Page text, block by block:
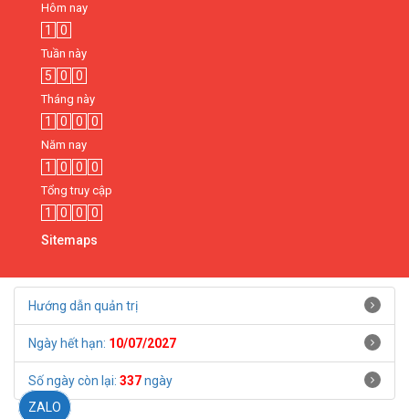
Hôm nay
1 0
Tuần này
5 0 0
Tháng này
1 0 0 0
Năm nay
1 0 0 0
Tổng truy cập
1 0 0
0
Sitemaps
Hướng dẫn quản trị
Ngày hết hạn: 10/07/2027
Số ngày còn lại: 337ngày
ZALO